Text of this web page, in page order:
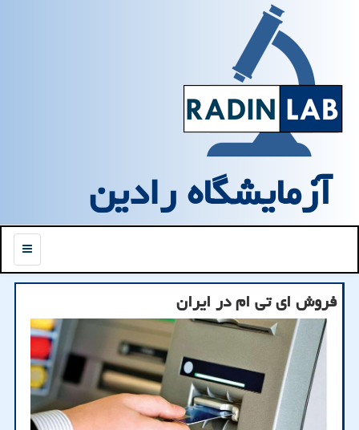
آزمایشگاه رادین
منو
فروش ای تی ام در ایران